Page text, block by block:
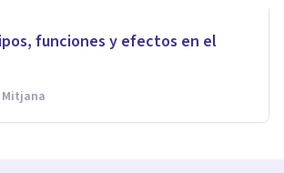
funciones y efectos en el
Mitjana